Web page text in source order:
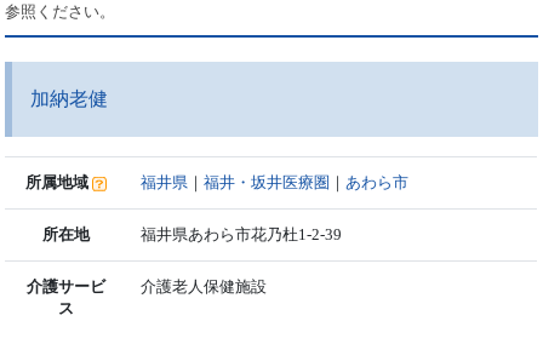
参照ください。
加納老健
所属地域 福井県 ｜福井・坂井医療圏 ｜ あわら市
所在地 福井県あわら市花乃杜1-2-39
介護サービ
ス
介護老人保健施設